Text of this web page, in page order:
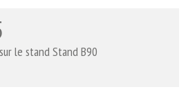
le stand Stand B90